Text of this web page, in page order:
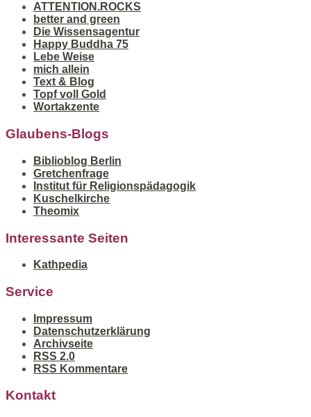
ATTENTION.ROCKS
better and green
Die Wissensagentur
Happy Buddha 75
Lebe Weise
mich allein
Text & Blog
Topf voll Gold
Wortakzente
Glaubens-Blogs
Biblioblog Berlin
Gretchenfrage
Institut für Religionspädagogik
Kuschelkirche
Theomix
Interessante Seiten
Kathpedia
Service
Impressum
Datenschutzerklärung
Archivseite
RSS 2.0
RSS Kommentare
Kontakt